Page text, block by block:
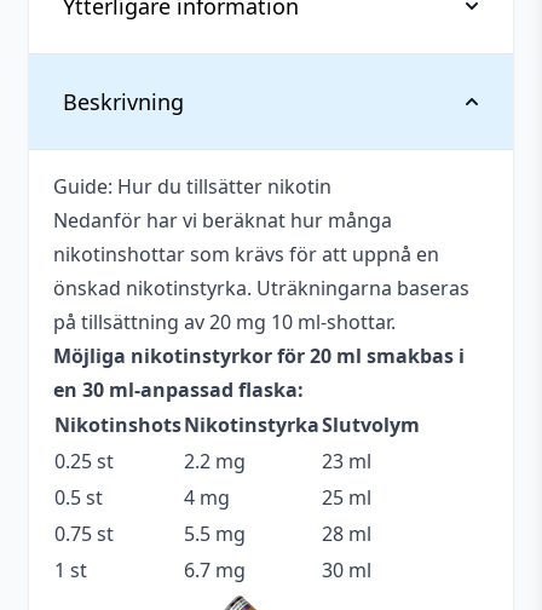
Beskrivning
Guide: Hur du tillsätter nikotin
Nedanför har vi beräknat hur många
nikotinshottar som krävs för att uppnå en
önskad nikotinstyrka. Uträkningarna baseras
på tillsättning av 20 mg 10 ml-shottar.
Möjliga nikotinstyrkor för 20 ml smakbas i
en 30 ml-anpassad flaska:
NikotinshotsNikotinstyrkaSlutvolym
0.25 st
2.2 mg
23 ml
0.5 st
4 mg
25 ml
0.75 st
5.5 mg
28 ml
1 st
6.7 mg 30 ml
Ytterligare information
Vikt
Antal
1 st
Antal ml
20 ml
Beskrivande
Söt,Syrlig ,Tobak
Blandning
70VG / 30PG
Flaskstorlek
30 ml
Innehåller
cooling
Nej
Serie
Innovation
Smakprofil
Tobak
Lakrits
Tillverkare
Innovation Flavours